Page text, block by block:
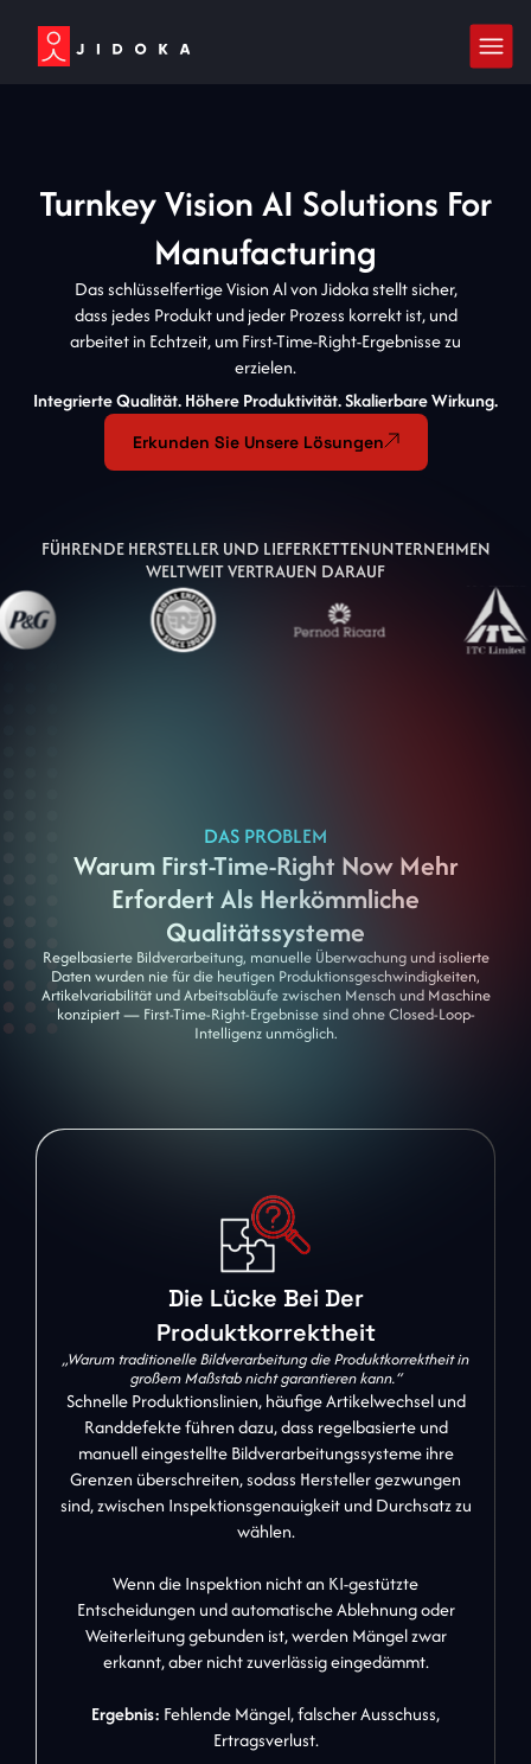
Turnkey Vision AI Solutions For
Manufacturing
Das schlüsselfertige Vision Al von Jidoka stellt sicher,
dass jedes Produkt und jeder Prozess korrekt ist, und
arbeitet in Echtzeit, um First-Time-Right-Ergebnisse zu
erzielen.
Integrierte Qualität. Höhere Produktivität. Skalierbare Wirkung.
Erkunden Sie Unsere Lösungen
FÜHRENDE HERSTELLER UND LIEFERKETTENUNTERNEHMEN
WELTWEIT VERTRAUEN DARAUF
DAS PROBLEM
Warum First-Time-Right Now Mehr
Erfordert Als Herkömmliche
Qualitätssysteme
Regelbasierte Bildverarbeitung, manuelle Überwachung und isolierte
Daten wurden nie für die heutigen Produktionsgeschwindigkeiten,
Artikelvariabilität und Arbeitsabläufe zwischen Mensch und Maschine
konzipiert — First-Time-Right-Ergebnisse sind ohne Closed-Loop-
Intelligenz unmöglich.
Die Lücke Bei Der
Produktkorrektheit
„Warum traditionelle Bildverarbeitung die Produktkorrektheit in
großem Maßstab nicht garantieren kann.“
Schnelle Produktionslinien, häufige Artikelwechsel und
Randdefekte führen dazu, dass regelbasierte und
manuell eingestellte Bildverarbeitungssysteme ihre
Grenzen überschreiten, sodass Hersteller gezwungen
sind, zwischen Inspektionsgenauigkeit und Durchsatz zu
wählen.
Wenn die Inspektion nicht an KI-gestützte
Entscheidungen und automatische Ablehnung oder
Weiterleitung gebunden ist, werden Mängel zwar
erkannt, aber nicht zuverlässig eingedämmt.
Ergebnis: Fehlende Mängel, falscher Ausschuss,
Ertragsverlust.